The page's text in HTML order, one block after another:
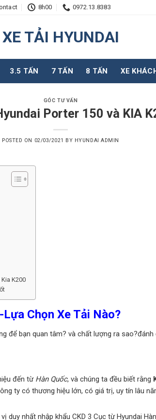
8h00 0972.13.8383
XE TẢI HYUNDAI
3.5 TẤN 7 TẤN 8 TẤN XE
GÓC TƯ VẤN
Porter 150 và KIA
POSTED ON 02/03/2021 BY HYUNDAI ADMIN
K200
Chọn Xe Tải Nào?
để bạn quan tâm? và chất lượng ra
đến từ Hàn Quốc, và chúng ta đều biết rằng
ty có thương hiệu lớn, có giá trị, uy tín lâu
duy nhất nhập khẩu CKD 3 Cục từ Hyundai